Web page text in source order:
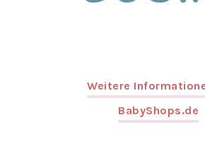
Weitere
BabyShops.de